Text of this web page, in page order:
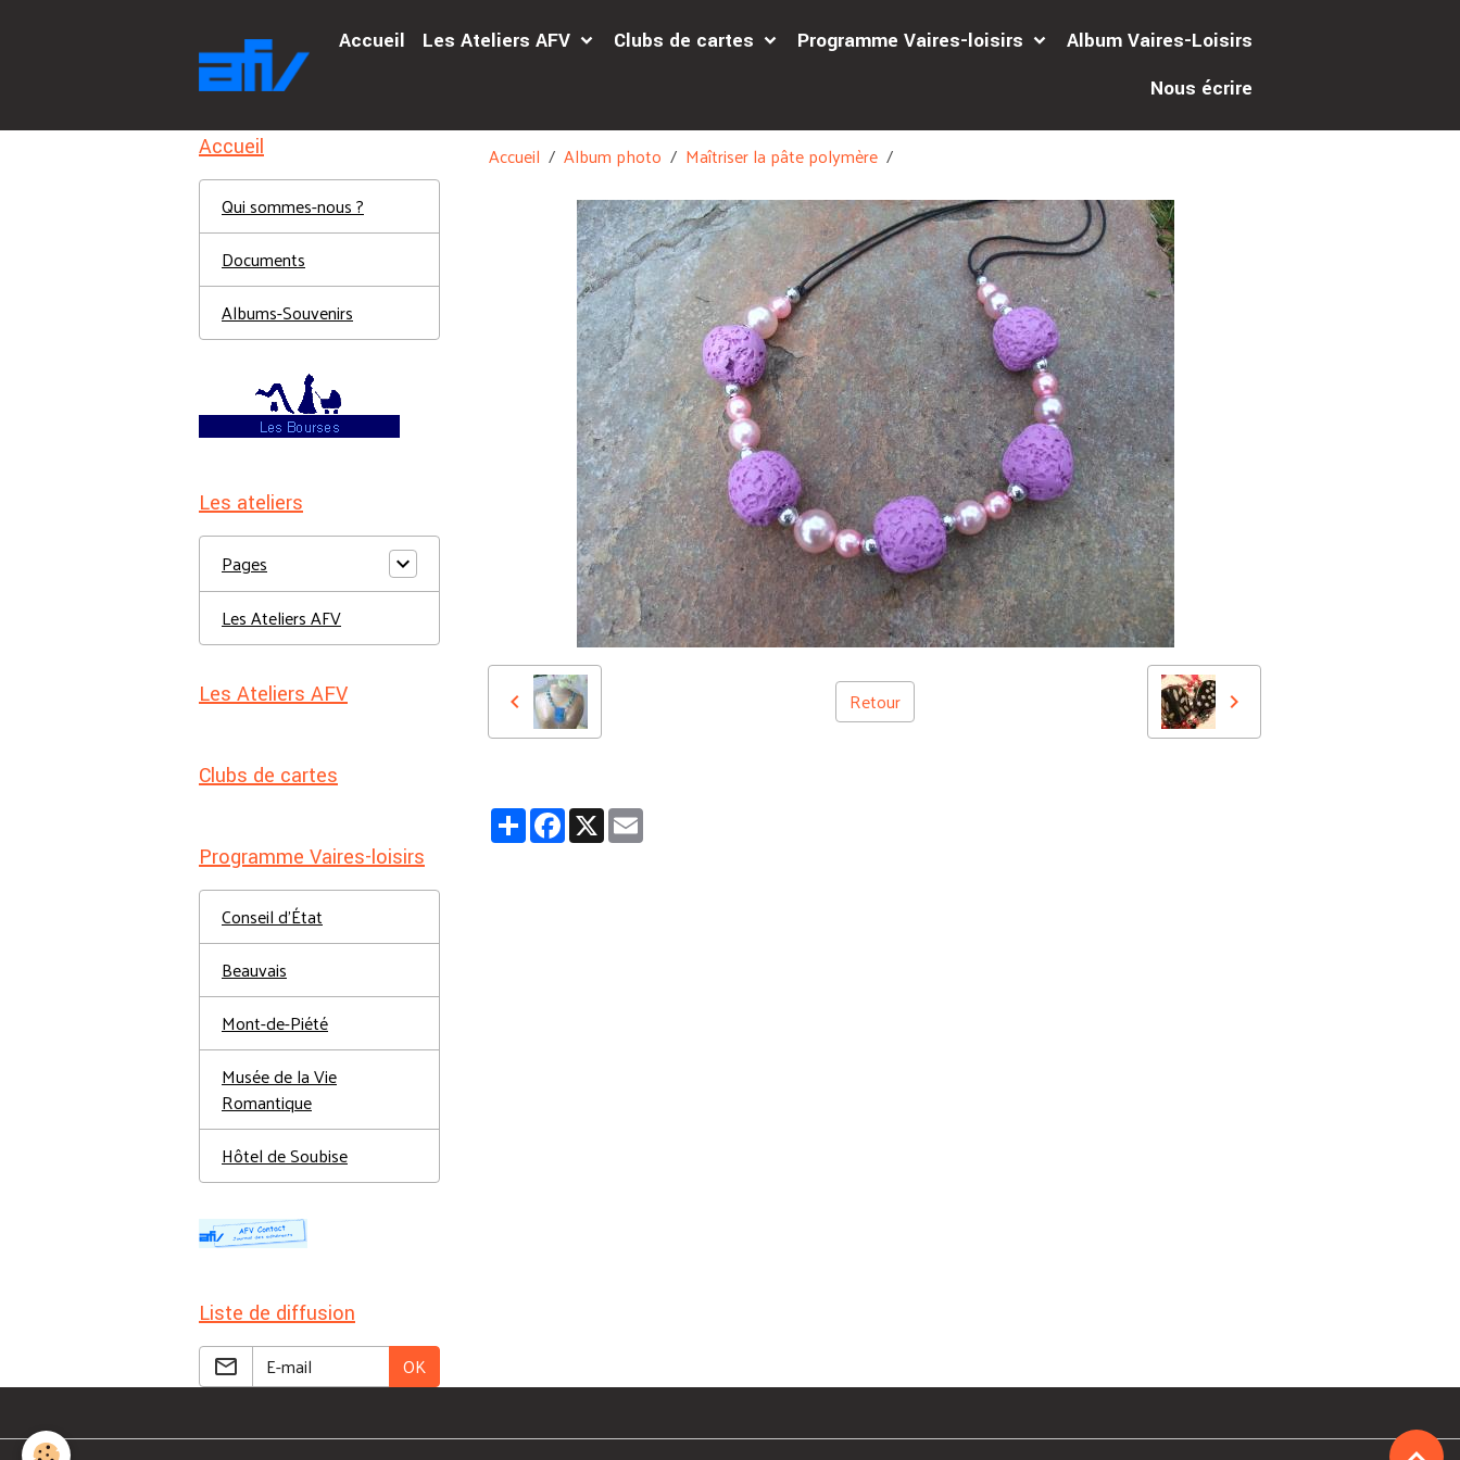
Accueil Les Ateliers AFV Clubs de cartes Programme Vaires-loisirs
Album Vaires-Loisirs
Nous écrire
Accueil Album photo Maîtriser la pâte polymère
Retour
PartagerFacebook
X
Accueil
Qui sommes-nous ?
Documents
Albums-Souvenirs
Les ateliers
Pages
Les Ateliers AFV
Les Ateliers AFV
Clubs de cartes
Programme Vaires-loisirs
Conseil d'État
Beauvais
Mont-de-Piété
Musée de la Vie
Romantique
Hôtel de Soubise
Liste de diffusion
OK